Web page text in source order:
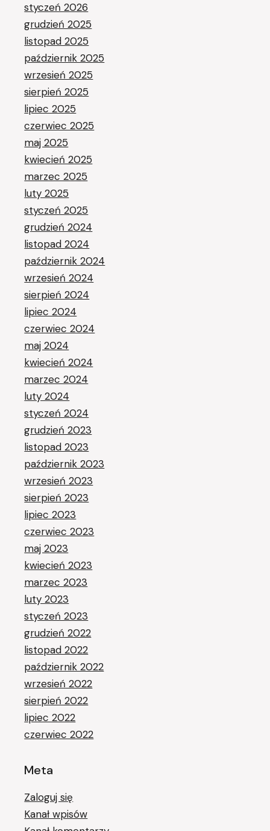
styczeń 2026
grudzień 2025
listopad 2025
październik 2025
wrzesień 2025
sierpień 2025
lipiec 2025
czerwiec 2025
maj 2025
kwiecień 2025
marzec 2025
luty 2025
styczeń 2025
grudzień 2024
listopad 2024
październik 2024
wrzesień 2024
sierpień 2024
lipiec 2024
czerwiec 2024
maj 2024
kwiecień 2024
marzec 2024
luty 2024
styczeń 2024
grudzień 2023
listopad 2023
październik 2023
wrzesień 2023
sierpień 2023
lipiec 2023
czerwiec 2023
maj 2023
kwiecień 2023
marzec 2023
luty 2023
styczeń 2023
grudzień 2022
listopad 2022
październik 2022
wrzesień 2022
sierpień 2022
lipiec 2022
czerwiec 2022
Meta
Zaloguj się
Kanał wpisów